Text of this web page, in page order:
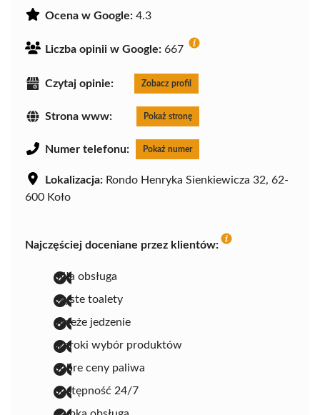
Ocena w Google: 4.3
Liczba opinii w Google: 667
Czytaj opinie: Zobacz profil
Strona www: Pokaż stronę
Numer telefonu: Pokaż numer
Lokalizacja: Rondo Henryka Sienkiewicza 32, 62-
600 Koło
Najczęściej doceniane przez klientów:
miła obsługa
czyste toalety
świeże jedzenie
szeroki wybór produktów
dobre ceny paliwa
dostępność 24/7